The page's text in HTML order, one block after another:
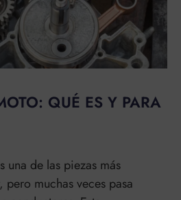
QUÉ ES Y PARA
una de las piezas más
muchas veces pasa